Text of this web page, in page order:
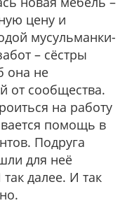
цену и
мусульманки-
– сёстры
она не
от сообщества.
на работу
помощь в
Подруга
для неё
далее. И так